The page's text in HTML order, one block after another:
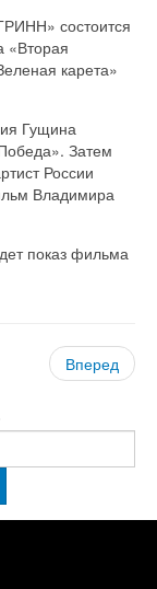
состоится
«Вторая
карета»
Гущина
Затем
России
Владимира
показ фильма
Вперед